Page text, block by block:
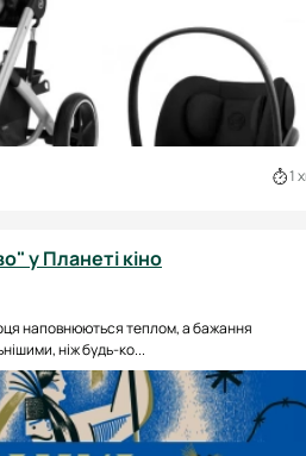
1
у Планеті кіно
наповнюються теплом, а бажання
ніж будь-ко...